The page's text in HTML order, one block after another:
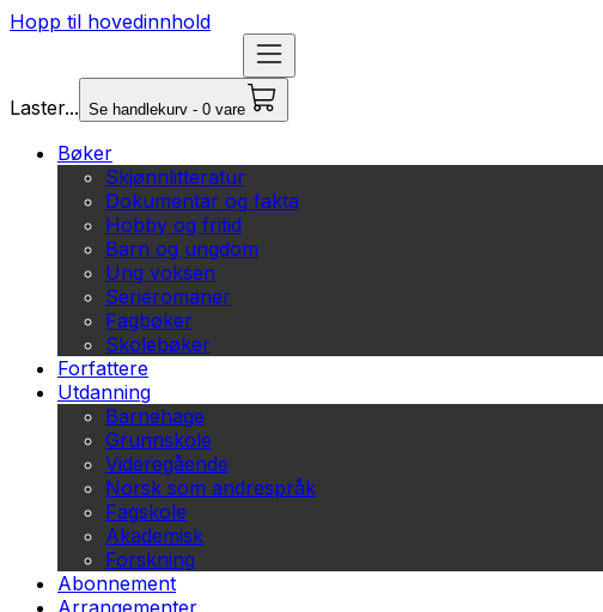
Hopp til hovedinnhold
Laster... Se handlekurv - 0 vare
Bøker
Skjønnlitteratur
Dokumentar og fakta
Hobby og fritid
Barn og ungdom
Ung voksen
Serieromaner
Fagbøker
Skolebøker
Forfattere
Utdanning
Barnehage
Grunnskole
Videregående
Norsk som andrespråk
Fagskole
Akademisk
Forskning
Abonnement
Arrangementer